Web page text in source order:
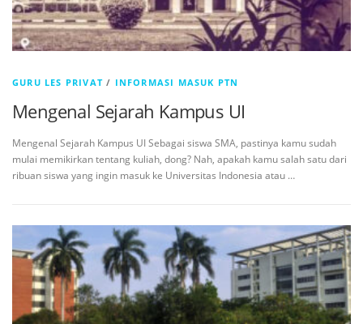
GURU LES PRIVAT / INFORMASI MASUK PTN
Mengenal Sejarah Kampus UI
Mengenal Sejarah Kampus UI Sebagai siswa SMA, pastinya kamu sudah
mulai memikirkan tentang kuliah, dong? Nah, apakah kamu salah satu dari
ribuan siswa yang ingin masuk ke Universitas Indonesia atau …